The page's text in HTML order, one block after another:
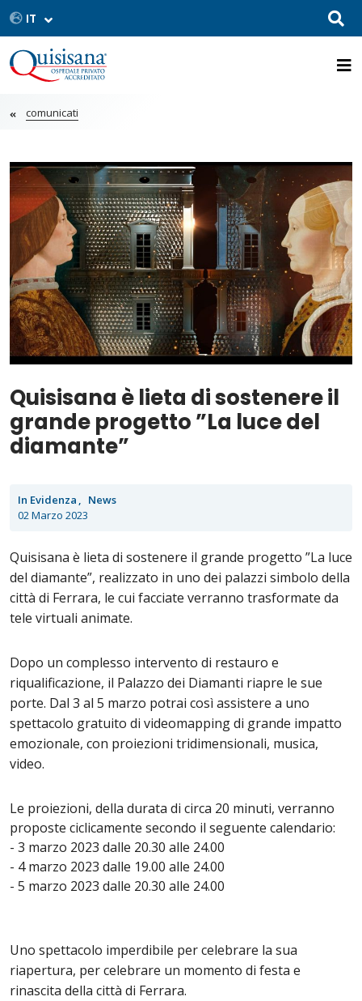
comunicati
Quisisana è lieta di sostenere il
grande progetto ”La luce del
diamante”
In Evidenza
News
02 Marzo 2023
Quisisana è lieta di sostenere il grande progetto ”La luce
del diamante”, realizzato in uno dei palazzi simbolo della
città di Ferrara, le cui facciate verranno trasformate da
tele virtuali animate.
Dopo un complesso intervento di restauro e
riqualificazione, il Palazzo dei Diamanti riapre le sue
porte. Dal 3 al 5 marzo potrai così assistere a uno
spettacolo gratuito di videomapping di grande impatto
emozionale, con proiezioni tridimensionali, musica,
video.
Le proiezioni, della durata di circa 20 minuti, verranno
proposte ciclicamente secondo il seguente calendario:
- 3 marzo 2023 dalle 20.30 alle 24.00
- 4 marzo 2023 dalle 19.00 alle 24.00
- 5 marzo 2023 dalle 20.30 alle 24.00
Uno spettacolo imperdibile per celebrare la sua
riapertura, per celebrare un momento di festa e
rinascita della città di Ferrara.